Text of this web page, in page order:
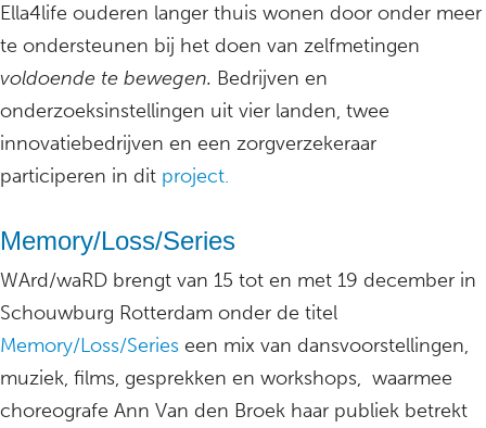
Ella4life ouderen langer thuis wonen door onder meer
te ondersteunen bij het doen van zelfmetingen
voldoende te bewegen. Bedrijven en
onderzoeksinstellingen uit vier landen, twee
innovatiebedrijven en een zorgverzekeraar
participeren in dit project.
Memory/Loss/Series
WArd/waRD brengt van 15 tot en met 19 december in
Schouwburg Rotterdam onder de titel
Memory/Loss/Series een mix van dansvoorstellingen,
muziek, films, gesprekken en workshops, waarmee
choreografe Ann Van den Broek haar publiek betrekt